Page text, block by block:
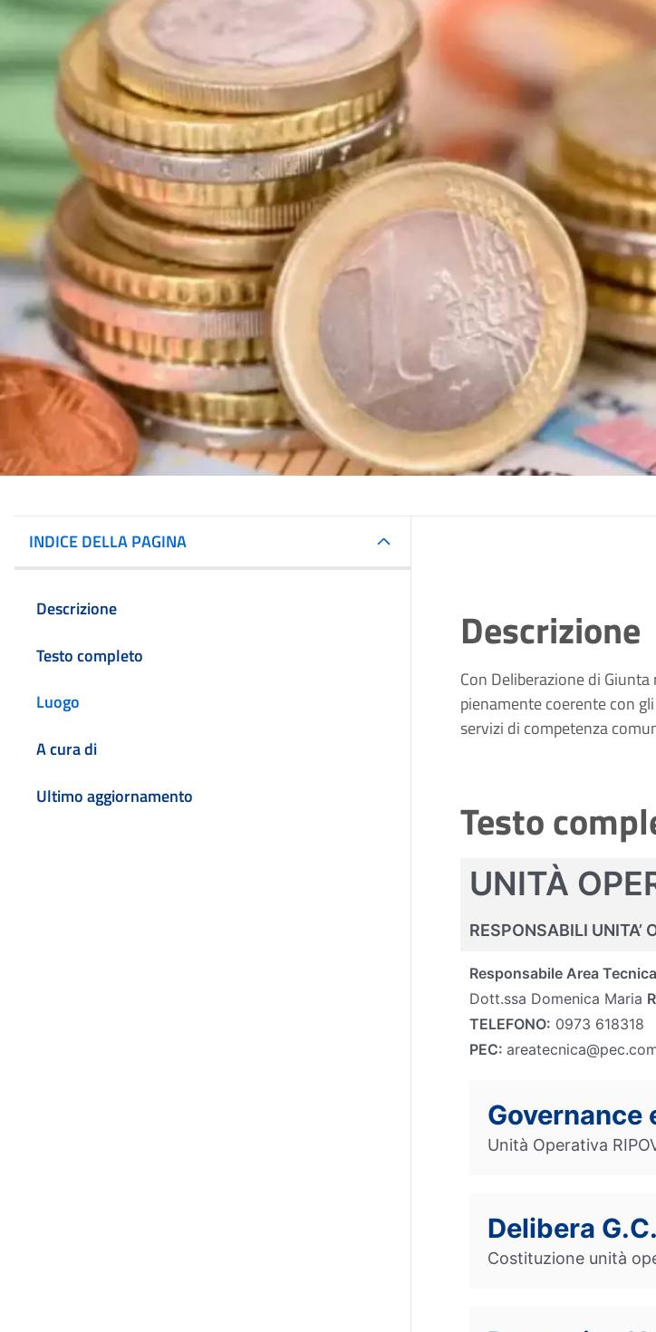
INDICE DELLA PAGINA
Descrizione
Testo completo
Luogo
A cura di
Ultimo aggiornamento
Descrizione
Con Deliberazione di
pienamente coerente con
servizi di competenza
Testo
UNITÀ
RESPONSABILI UNITA’
Responsabile Area
Dott.ssa Domenica Maria
TELEFONO: 0973 618318
PEC:
Governance
Unità Operativa
Delibera
Costituzione unità